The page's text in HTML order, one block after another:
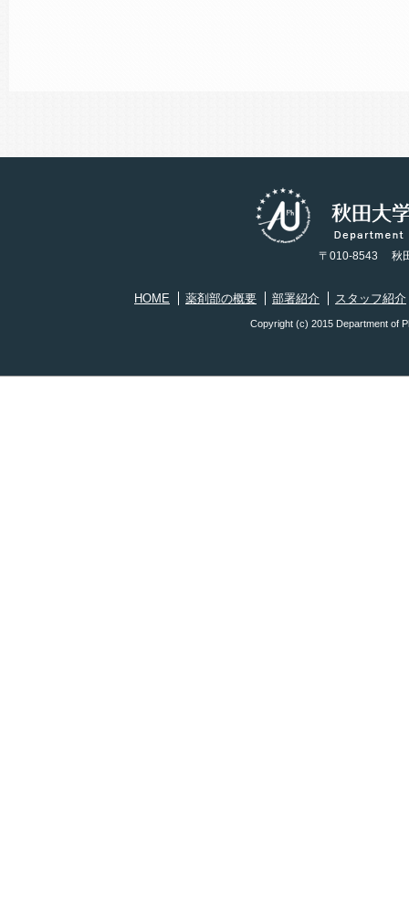
〒010-8543 秋
HOME 薬剤部の概要 部署紹介 スタッフ紹介
Copyright (c) 2015 Department of